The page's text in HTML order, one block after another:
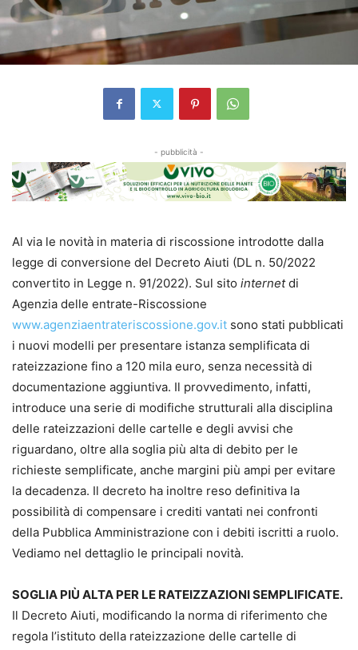
- pubblicità -
Al via le novità in materia di riscossione introdotte dalla
legge di conversione del Decreto Aiuti (DL n. 50/2022
convertito in Legge n. 91/2022). Sul sito internetdi
Agenzia delle entrate-Riscossione
www.agenziaentrateriscossione.gov.it sono stati pubblicati
i nuovi modelli per presentare istanza semplificata di
rateizzazione fino a 120 mila euro, senza necessità di
documentazione aggiuntiva. Il provvedimento, infatti,
introduce una serie di modifiche strutturali alla disciplina
delle rateizzazioni delle cartelle e degli avvisi che
riguardano, oltre alla soglia più alta di debito per le
richieste semplificate, anche margini più ampi per evitare
la decadenza. Il decreto ha inoltre reso definitiva la
possibilità di compensare i crediti vantati nei confronti
della Pubblica Amministrazione con i debiti iscritti a ruolo.
Vediamo nel dettaglio le principali novità.
SOGLIA PIÙ ALTA PER LE RATEIZZAZIONI SEMPLIFICATE.
Il Decreto Aiuti, modificando la norma di riferimento che
regola l’istituto della rateizzazione delle cartelle di